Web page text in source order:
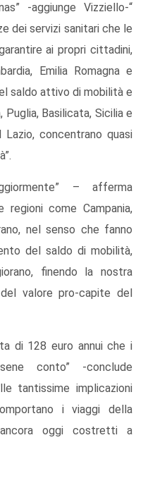
-aggiunge Vizziello-“
dei servizi sanitari che le
ai propri cittadini,
Emilia Romagna e
saldo attivo di mobilità e
Puglia, Basilicata, Sicilia e
Lazio, concentrano quasi
– afferma
come Campania,
nel senso che fanno
del saldo di mobilità,
finendo la nostra
valore pro-capite del
di 128 euro annui che i
conto” -conclude
tantissime implicazioni
i viaggi della
oggi costretti a